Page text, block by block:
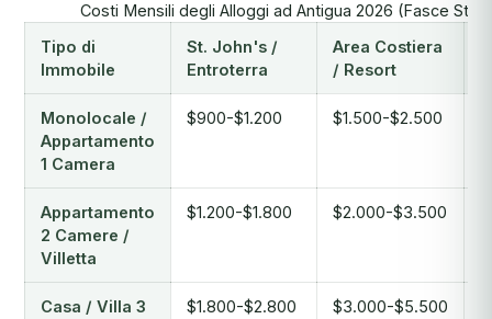
Costi Mensili degli Alloggi ad Antigua 2026 (Fasce
Tipo di
Immobile
St. John's /
Entroterra
Area Costiera
/ Resort
Monolocale /
Appartamento
1 Camera
$900-$1.200 $1.500-$2.500
Appartamento
2 Camere /
Villetta
$1.200-$1.800 $2.000-$3.500
Casa / Villa 3
$1.800-$2.800 $3.000-$5.500